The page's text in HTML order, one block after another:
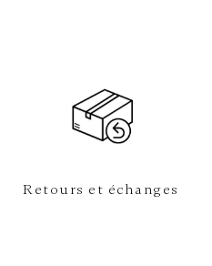
Retours et échanges